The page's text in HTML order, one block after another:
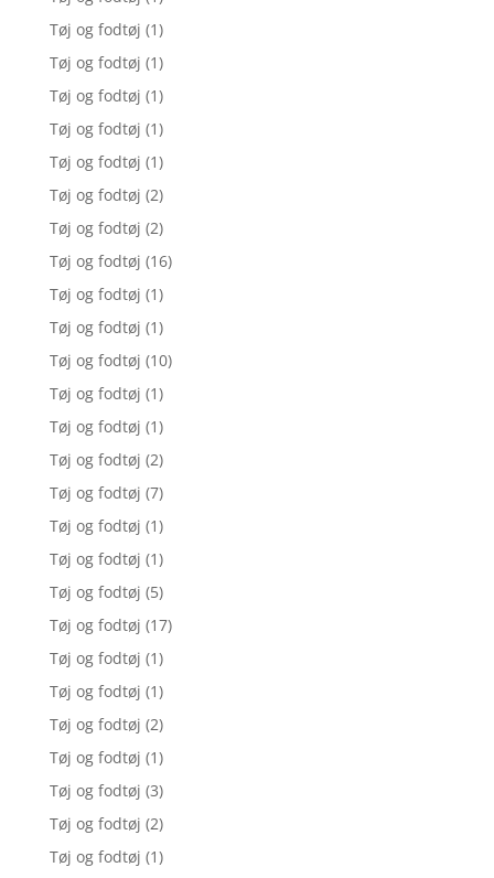
Tøj og fodtøj (1)
Tøj og fodtøj (1)
Tøj og fodtøj (1)
Tøj og fodtøj (1)
Tøj og fodtøj (1)
Tøj og fodtøj (2)
Tøj og fodtøj (2)
Tøj og fodtøj (16)
Tøj og fodtøj (1)
Tøj og fodtøj (1)
Tøj og fodtøj (10)
Tøj og fodtøj (1)
Tøj og fodtøj (1)
Tøj og fodtøj (2)
Tøj og fodtøj (7)
Tøj og fodtøj (1)
Tøj og fodtøj (1)
Tøj og fodtøj (5)
Tøj og fodtøj (17)
Tøj og fodtøj (1)
Tøj og fodtøj (1)
Tøj og fodtøj (2)
Tøj og fodtøj (1)
Tøj og fodtøj (3)
Tøj og fodtøj (2)
Tøj og fodtøj (1)